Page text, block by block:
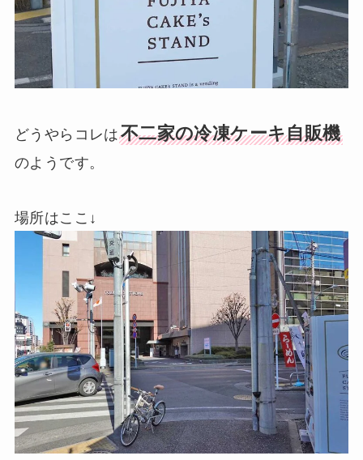
どうやらコレは不二家の冷凍ケーキ自販機
のようです。
場所はここ↓